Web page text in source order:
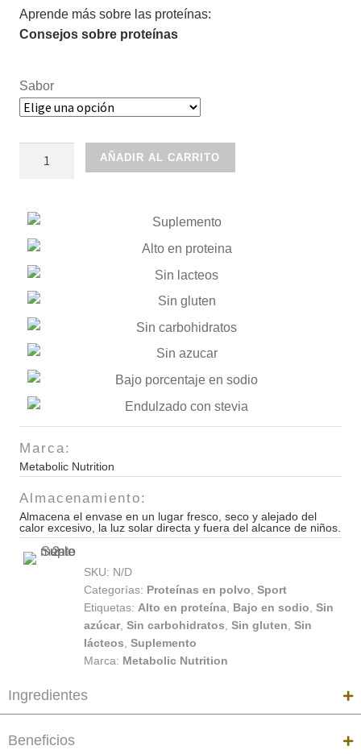
Aprende más sobre las proteínas:
Consejos sobre proteínas
Sabor
Varios
cantidad
AÑADIR AL CARRITO
Marca:
Metabolic Nutrition
Almacenamiento:
Almacena el envase en un lugar fresco, seco y alejado del
calor excesivo, la luz solar directa y fuera del alcance de niños.
SKU: N/D
Categorías: Proteínas en polvo Sport
Etiquetas: Alto en proteína Bajo en sodio Sin
azúcar, Sin carbohidratos Sin gluten Sin
lácteos Suplemento
Marca: Metabolic Nutrition
Ingredientes
Beneficios